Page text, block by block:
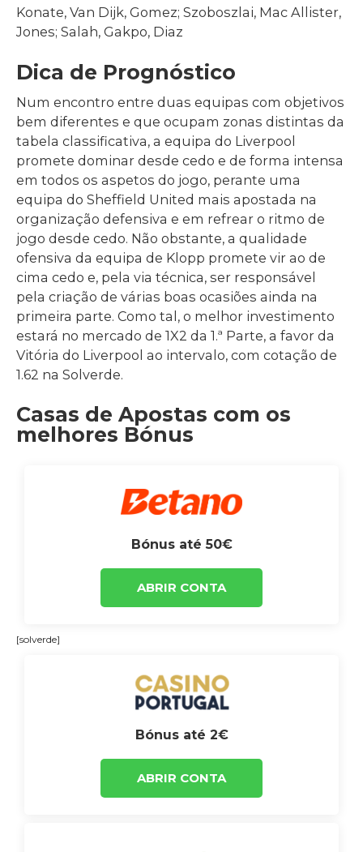
Konate, Van Dijk, Gomez; Szoboszlai, Mac Allister,
Jones; Salah, Gakpo, Diaz
Dica de Prognóstico
Num encontro entre duas equipas com objetivos
bem diferentes e que ocupam zonas distintas da
tabela classificativa, a equipa do Liverpool
promete dominar desde cedo e de forma intensa
em todos os aspetos do jogo, perante uma
equipa do Sheffield United mais apostada na
organização defensiva e em refrear o ritmo de
jogo desde cedo. Não obstante, a qualidade
ofensiva da equipa de Klopp promete vir ao de
cima cedo e, pela via técnica, ser responsável
pela criação de várias boas ocasiões ainda na
primeira parte. Como tal, o melhor investimento
estará no mercado de 1X2 da 1.ª Parte, a favor da
Vitória do Liverpool ao intervalo, com cotação de
1.62 na Solverde.
Casas de Apostas com os
melhores Bónus
Bónus até 50€
ABRIR CONTA
[solverde]
Bónus até 2€
ABRIR CONTA